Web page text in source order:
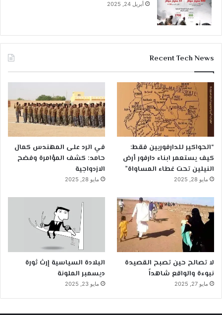
أبريل 24, 2025
Recent Tech News
“الحواكير للدارفوريين فقط:
كيف يستعمر ابناء دارفور أرض
النيلين تحت غطاء المساواة”
مايو 28, 2025
في الرد على المهندس كمال
حامد: كشف المؤامرة وفضح
الازدواجية
مايو 28, 2025
لا تصالح حين تصبح القصيدة
نبوءة والواقع شاهداً
مايو 27, 2025
البلادة السياسية إرث ثورة
ديسمبر الملونة
مايو 23, 2025